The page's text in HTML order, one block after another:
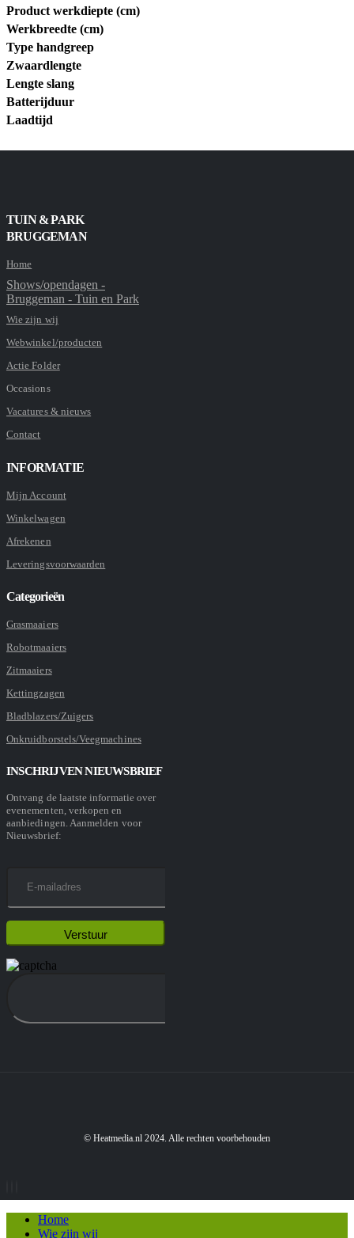
Product werkdiepte (cm)
Werkbreedte (cm)
Type handgreep
Zwaardlengte
Lengte slang
Batterijduur
Laadtijd
TUIN & PARK
BRUGGEMAN
Home
Shows/opendagen -
Bruggeman - Tuin en Park
Wie zijn wij
Webwinkel/producten
Actie Folder
Occasions
Vacatures & nieuws
Contact
INFORMATIE
Mijn Account
Winkelwagen
Afrekenen
Leveringsvoorwaarden
Categorieën
Grasmaaiers
Robotmaaiers
Zitmaaiers
Kettingzagen
Bladblazers/Zuigers
Onkruidborstels/Veegmachines
INSCHRIJVEN NIEUWSBRIEF
Ontvang de laatste informatie over
evenementen, verkopen en
aanbiedingen. Aanmelden voor
Nieuwsbrief:
© Heatmedia.nl 2024. Alle rechten voorbehouden
Home
Wie zijn wij